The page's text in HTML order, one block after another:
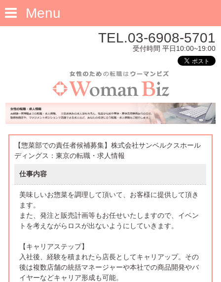
Menu
TEL.03-6908-5701
受付時間 平日10:00~19:00
【惣菜部での責任者候補募集】株式会社サンベルクスホール
ディングス：東京の転職・求人情報
仕事内容
美味しいお惣菜を調理して頂いて、お客様に提供して頂き
ます。
また、発注と販売計画等もお任せいたしますので、イベン
トを考えながらロスが出ないようにしていきます。
【キャリアステップ】
入社後、経験を積まれたら店長としてキャリアップ。その
後は複数店舗の統括マネージャーや本社での商品開発やバ
イヤーなどキャリア形成も可能。